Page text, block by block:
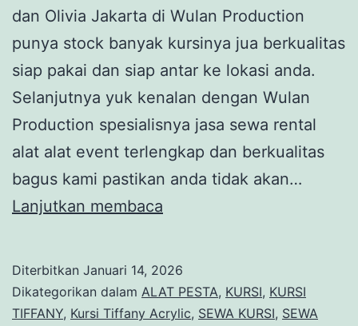
dan Olivia Jakarta di Wulan Production
punya stock banyak kursinya jua berkualitas
siap pakai dan siap antar ke lokasi anda.
Selanjutnya yuk kenalan dengan Wulan
Production spesialisnya jasa sewa rental
alat alat event terlengkap dan berkualitas
bagus kami pastikan anda tidak akan…
Lanjutkan membaca
Model
Tiffany
Diterbitkan Januari 14, 2026
Dikategorikan dalam ALAT PESTA, KURSI, KURSI
TIFFANY, Kursi Tiffany Acrylic, SEWA KURSI, SEWA